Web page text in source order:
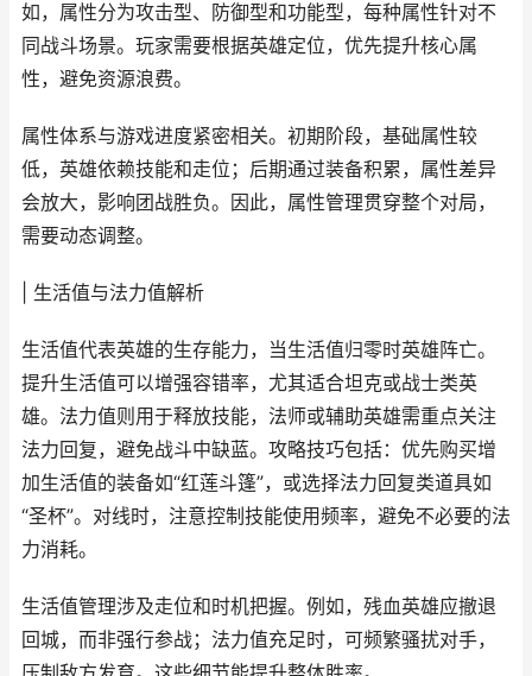
如，属性分为攻击型、防御型和功能型，每种属性针对不
同战斗场景。玩家需要根据英雄定位，优先提升核心属
性，避免资源浪费。
属性体系与游戏进度紧密相关。初期阶段，基础属性较
低，英雄依赖技能和走位；后期通过装备积累，属性差异
会放大，影响团战胜负。因此，属性管理贯穿整个对局，
需要动态调整。
| 生活值与法力值解析
生活值代表英雄的生存能力，当生活值归零时英雄阵亡。
提升生活值可以增强容错率，尤其适合坦克或战士类英
雄。法力值则用于释放技能，法师或辅助英雄需重点关注
法力回复，避免战斗中缺蓝。攻略技巧包括：优先购买增
加生活值的装备如“红莲斗篷”，或选择法力回复类道具如
“圣杯”。对线时，注意控制技能使用频率，避免不必要的法
力消耗。
生活值管理涉及走位和时机把握。例如，残血英雄应撤退
回城，而非强行参战；法力值充足时，可频繁骚扰对手，